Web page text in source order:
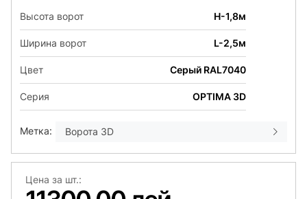
Высота ворот H-1,8м
Ширина ворот L-2,5м
Цвет Серый RAL7040
Серия OPTIMA 3D
Метка: Ворота 3D
Цена за шт.: